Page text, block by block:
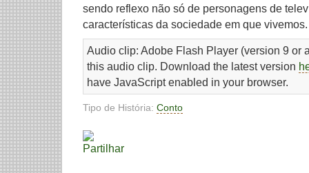
sendo reflexo não só de personagens de
características da sociedade em que vivemos.
Audio clip: Adobe Flash Player (version 9 or
this audio clip. Download the latest version
have JavaScript enabled in your browser.
Tipo de História: Conto